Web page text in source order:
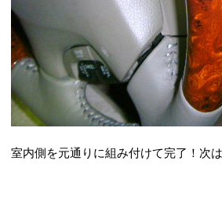
室内側を元通りに組み付けて完了！次